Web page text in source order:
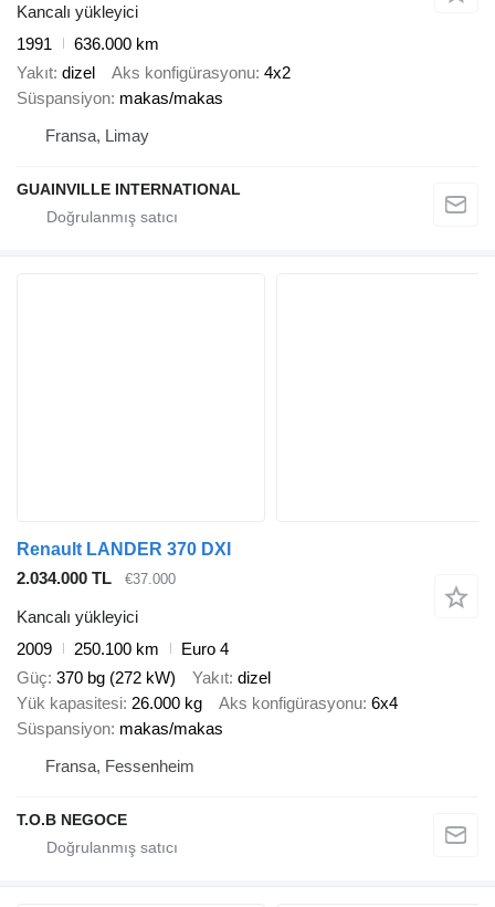
Kancalı yükleyici
1991
636.000 km
Yakıt dizel Aks konfigürasyonu 4x2
Süspansiyon makas/makas
Fransa, Limay
GUAINVILLE INTERNATIONAL
Renault LANDER 370 DXI
2.034.000 TL
€37.000
Kancalı yükleyici
2009
250.100 km
Euro 4
Güç 370 bg (272 kW) Yakıt dizel
Yük kapasitesi 26.000 kg Aks konfigürasyonu 6x4
Süspansiyon makas/makas
Fransa, Fessenheim
T.O.B NEGOCE